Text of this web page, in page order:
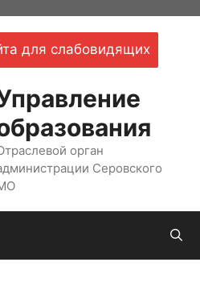
для слабовидящих
орган
Серовского